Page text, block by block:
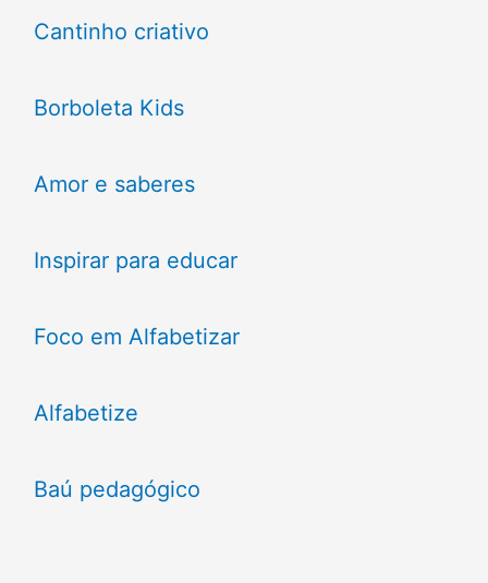
Cantinho criativo
Borboleta Kids
Amor e saberes
Inspirar para educar
Foco em Alfabetizar
Alfabetize
Baú pedagógico